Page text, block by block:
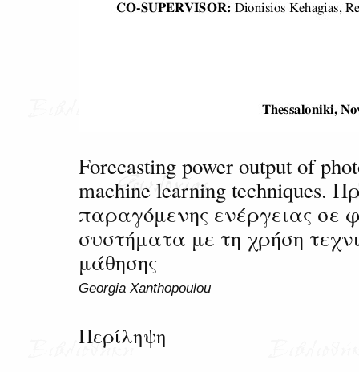
Forecasting power output of
machine learning techniques.
παραγόμενης ενέργειας σε
συστήματα με τη χρήση
μάθησης
Georgia Xanthopoulou
Περίληψη